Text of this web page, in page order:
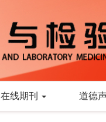
在线期刊 道德